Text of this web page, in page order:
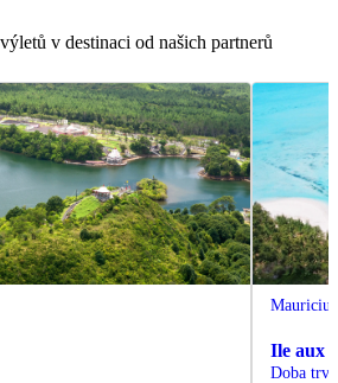
v destinaci od našich partnerů
Mauricius
Ile aux
Doba